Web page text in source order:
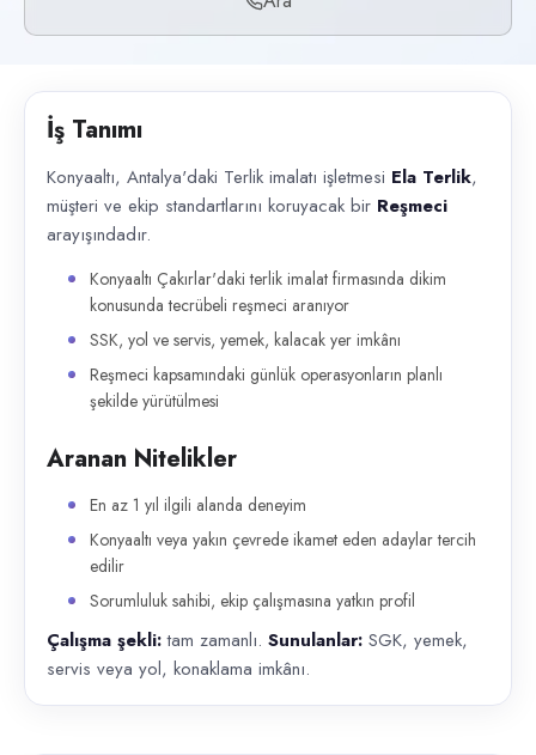
İlan açıklaması
Konyaaltı, Antalya'daki Terlik imalatı işletmesi Ela Terlik , müşteri ve
İş Tanımı
Konyaaltı, Antalya'daki Terlik imalatı işletmesi Ela Terlik,
müşteri ve ekip standartlarını koruyacak bir Reşmeci
arayışındadır.
Konyaaltı Çakırlar'daki terlik imalat firmasında dikim
konusunda tecrübeli reşmeci aranıyor
SSK, yol ve servis, yemek, kalacak yer imkânı
Reşmeci kapsamındaki günlük operasyonların planlı
şekilde yürütülmesi
Aranan Nitelikler
En az 1 yıl ilgili alanda deneyim
Konyaaltı veya yakın çevrede ikamet eden adaylar tercih
edilir
Sorumluluk sahibi, ekip çalışmasına yatkın profil
Çalışma şekli:tam zamanlı. Sunulanlar: SGK, yemek,
servis veya yol, konaklama imkânı.